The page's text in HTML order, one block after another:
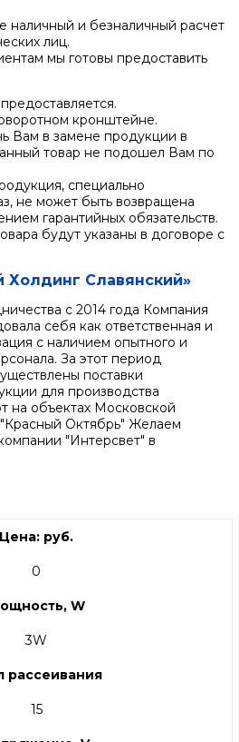
наличный и безналичный расчет
лиц.
мы готовы предоставить
кронштейне.
Вам в замене продукции в
товар не подошел Вам по
специально
не может быть возвращена
гарантийных обязательств.
будут указаны в договоре с
Славянский»
с 2014 года Компания
себя как ответственная и
с наличием опытного и
За этот период
поставки
для производства
на объектах Московской
Октябрь" Желаем
"Интерсвет" в
Цена: руб.
0
W
3W
рассеивания
15